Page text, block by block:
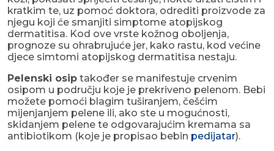
kratkim te, uz pomoć doktora, odrediti proizvode za
njegu koji će smanjiti simptome atopijskog
dermatitisa. Kod ove vrste kožnog oboljenja,
prognoze su ohrabrujuće jer, kako rastu, kod većine
djece simtomi atopijskog dermatitisa nestaju.
Pelenski osip također se manifestuje crvenim
osipom u području koje je prekriveno pelenom. Bebi
možete pomoći blagim tuširanjem, češćim
mijenjanjem pelene ili, ako ste u mogućnosti,
skidanjem pelene te odgovarajućim kremama sa
antibiotikom (koje je propisao bebin pedijatar).